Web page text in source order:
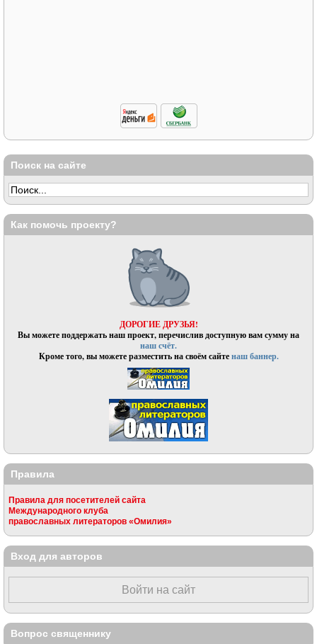
Поиск на сайте
Как помочь проекту?
ДОРОГИЕ ДРУЗЬЯ!
Вы можете поддержать наш проект, перечислив доступную вам сумму на
наш счёт.
Кроме того, вы можете разместить на своём сайтенаш баннер.
Правила
Правила для посетителей сайта
Международного клуба
православных литераторов «Омилия»
Вход для авторов
Войти на сайт
Вопрос священнику